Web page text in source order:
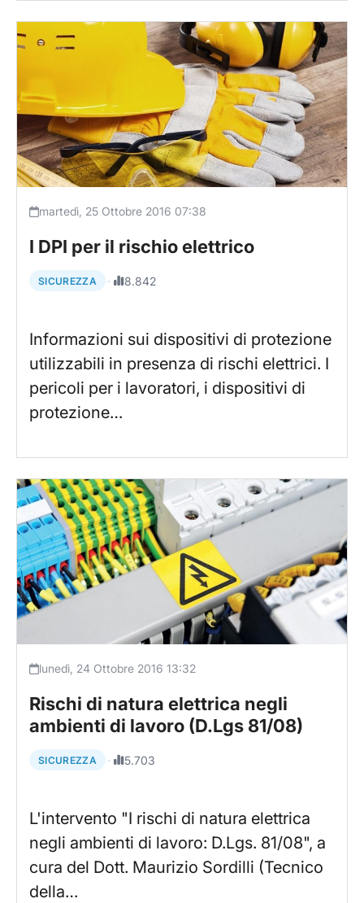
martedì, 25 Ottobre 2016 07:38
I DPI per il rischio elettrico
SICUREZZA · 8.842
Informazioni sui dispositivi di protezione
utilizzabili in presenza di rischi elettrici. I
pericoli per i lavoratori, i dispositivi di
protezione…
lunedì, 24 Ottobre 2016 13:32
Rischi di natura elettrica negli
ambienti di lavoro (D.Lgs 81/08)
SICUREZZA · 5.703
L'intervento "I rischi di natura elettrica
negli ambienti di lavoro: D.Lgs. 81/08", a
cura del Dott. Maurizio Sordilli (Tecnico
della…